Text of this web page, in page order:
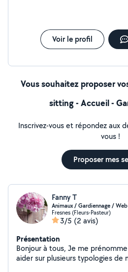
Voir le profil
Vous souhaitez proposer
sitting - Accueil -
Inscrivez-vous et répondez aux
vous !
Proposer mes
Fanny T
Animaux / Gardiennage / Web
Fresnes (Fleurs-Pasteur)
3/5 (2 avis)
Présentation
Bonjour à tous, Je me prénomme Fanny, et je peux vous
aider sur plusieurs typologies de missions